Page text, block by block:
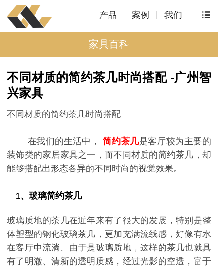
产品 案例 我们
家具百科
不同材质的简约茶几时尚搭配 -广州智
兴家具
不同材质的简约茶几时尚搭配
在我们的生活中，简约茶几是客厅较为主要的
装饰类的家居家具之一，而不同材质的简约茶几，却
能够搭配出形态各异的不同时尚的视觉效果。
1、玻璃简约茶几
玻璃质地的茶几在近年来有了很大的发展，特别是整
体塑型的钢化玻璃茶几，更加充满流线感，好像有水
在客厅中流淌。由于是玻璃质地，这样的茶几也就具
有了明澈、清新的透明质感，经过光影的空透，富于